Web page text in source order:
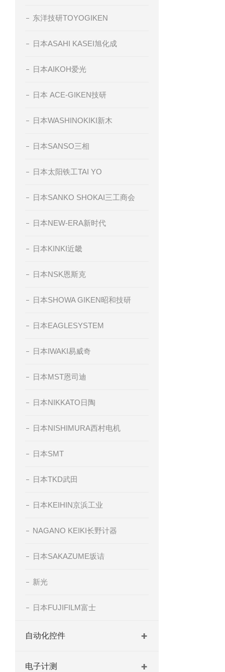
东洋技研TOYOGIKEN
日本ASAHI KASEI旭化成
日本AIKOH爱光
日本 ACE-GIKEN技研
日本WASHINOKIKI新木
日本SANSO三相
日本太阳铁工TAI YO
日本SANKO SHOKAI三工商会
日本NEW-ERA新时代
日本KINKI近畿
日本NSK恩斯克
日本SHOWA GIKEN昭和技研
日本EAGLESYSTEM
日本IWAKI易威奇
日本MST恩司迪
日本NIKKATO日陶
日本NISHIMURA西村电机
日本SMT
日本TKD武田
日本KEIHIN京浜工业
NAGANO KEIKI长野计器
日本SAKAZUME坂诘
新光
日本FUJIFILM富士
自动化控件
电子计测